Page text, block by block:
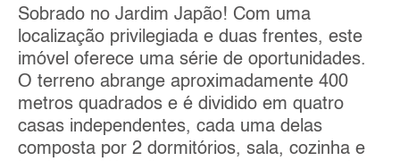
Sobrado no Jardim Japão! Com uma
localização privilegiada e duas frentes, este
imóvel oferece uma série de oportunidades.
O terreno abrange aproximadamente 400
metros quadrados e é dividido em quatro
casas independentes, cada uma delas
composta por 2 dormitórios, sala, cozinha e